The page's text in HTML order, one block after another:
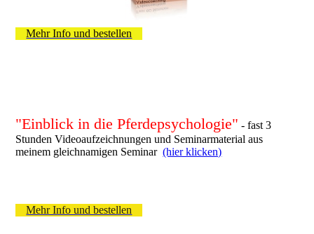
Mehr Info und bestellen
"Einblick in die Pferdepsychologie" - fast 3
Stunden Videoaufzeichnungen und Seminarmaterial aus
meinem gleichnamigen Seminar(hier klicken)
Mehr Info und bestellen